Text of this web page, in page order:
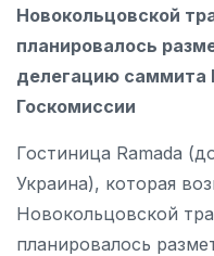
Новокольцовской
планировалось
делегацию
Госкомиссии
Гостиница Ramada
Украина), которая
Новокольцовской
планировалось